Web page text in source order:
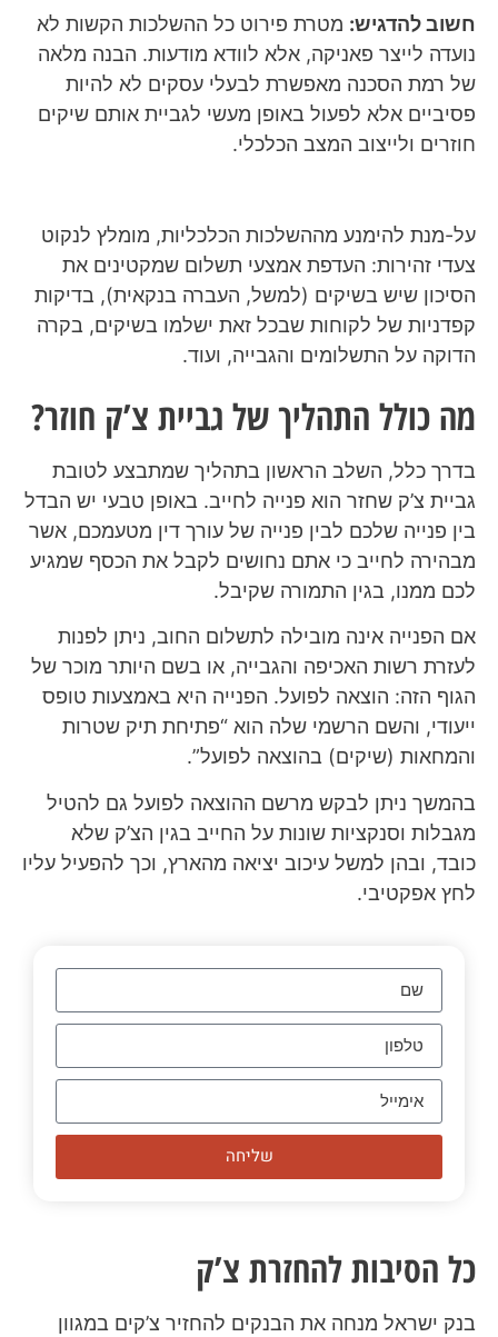
חשוב להדגיש: מטרת פירוט כל ההשלכות הקשות לא
נועדה לייצר פאניקה, אלא לוודא מודעות. הבנה מלאה
של רמת הסכנה מאפשרת לבעלי עסקים לא להיות
פסיביים אלא לפעול באופן מעשי לגביית אותם שיקים
חוזרים ולייצוב המצב הכלכלי.
על-מנת להימנע מההשלכות הכלכליות, מומלץ לנקוט
צעדי זהירות: העדפת אמצעי תשלום שמקטינים את
הסיכון שיש בשיקים (למשל, העברה בנקאית), בדיקות
קפדניות של לקוחות שבכל זאת ישלמו בשיקים, בקרה
הדוקה על התשלומים והגבייה, ועוד.
מה כולל התהליך של גביית צ’ק חוזר?
בדרך כלל, השלב הראשון בתהליך שמתבצע לטובת
גביית צ’ק שחזר הוא פנייה לחייב. באופן טבעי יש הבדל
בין פנייה שלכם לבין פנייה של עורך דין מטעמכם, אשר
מבהירה לחייב כי אתם נחושים לקבל את הכסף שמגיע
לכם ממנו, בגין התמורה שקיבל.
אם הפנייה אינה מובילה לתשלום החוב, ניתן לפנות
לעזרת רשות האכיפה והגבייה, או בשם היותר מוכר של
הגוף הזה: הוצאה לפועל. הפנייה היא באמצעות טופס
ייעודי, והשם הרשמי שלה הוא “פתיחת תיק שטרות
והמחאות (שיקים) בהוצאה לפועל”.
בהמשך ניתן לבקש מרשם ההוצאה לפועל גם להטיל
מגבלות וסנקציות שונות על החייב בגין הצ’ק שלא
כובד, ובהן למשל עיכוב יציאה מהארץ, וכך להפעיל עליו
לחץ אפקטיבי.
שליחה
כל הסיבות להחזרת צ’ק
בנק ישראל מנחה את הבנקים להחזיר צ’קים במגוון